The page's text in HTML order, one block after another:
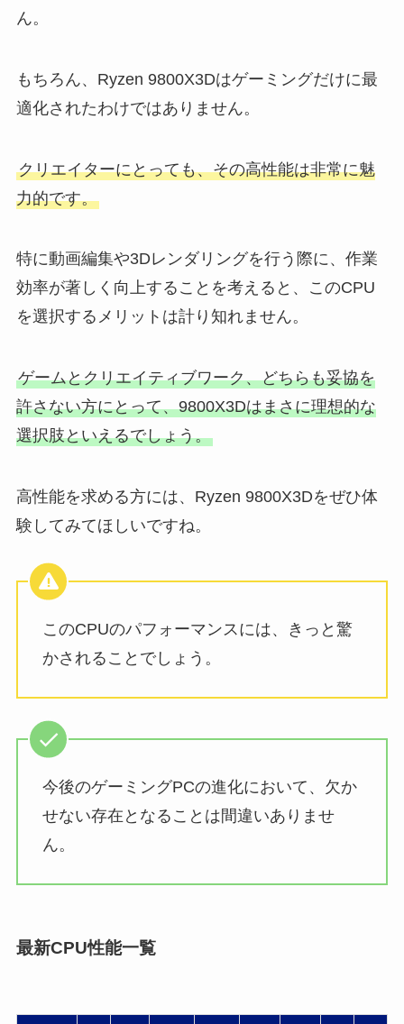
ん。
もちろん、Ryzen 9800X3Dはゲーミングだけに最
適化されたわけではありません。
クリエイターにとっても、その高性能は非常に魅
力的です。
特に動画編集や3Dレンダリングを行う際に、作業
効率が著しく向上することを考えると、このCPU
を選択するメリットは計り知れません。
ゲームとクリエイティブワーク、どちらも妥協を
許さない方にとって、9800X3Dはまさに理想的な
選択肢といえるでしょう。
高性能を求める方には、Ryzen 9800X3Dをぜひ体
験してみてほしいですね。
このCPUのパフォーマンスには、きっと驚
かされることでしょう。
今後のゲーミングPCの進化において、欠か
せない存在となることは間違いありませ
ん。
最新CPU性能一覧